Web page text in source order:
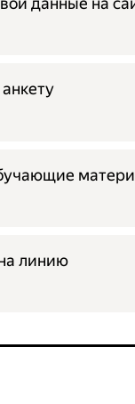
линию